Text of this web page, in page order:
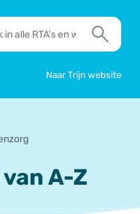
Zoek
Naar Trijn website
A-Z